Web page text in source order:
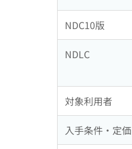
NDC10版
NDLC
対象利用者
入手条件・定価